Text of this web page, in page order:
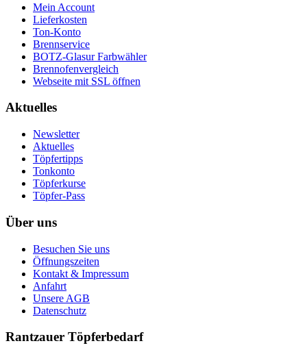
Mein Account
Lieferkosten
Ton-Konto
Brennservice
BOTZ-Glasur Farbwähler
Brennofenvergleich
Webseite mit SSL öffnen
Aktuelles
Newsletter
Aktuelles
Töpfertipps
Tonkonto
Töpferkurse
Töpfer-Pass
Über uns
Besuchen Sie uns
Öffnungszeiten
Kontakt & Impressum
Anfahrt
Unsere AGB
Datenschutz
Rantzauer Töpferbedarf